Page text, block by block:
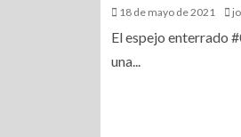
18 de mayo de 2021
El espejo enterrado
una...